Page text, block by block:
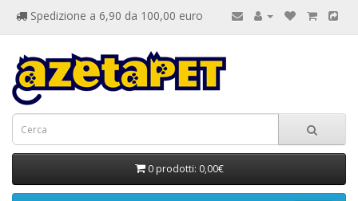
Spedizione a 6,90 da 100,00 euro
0 prodotti: 0,00€